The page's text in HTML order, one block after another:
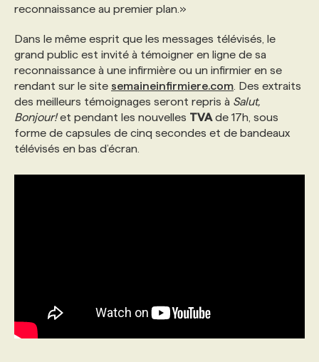
reconnaissance au premier plan.»
Dans le même esprit que les messages télévisés, le
grand public est invité à témoigner en ligne de sa
reconnaissance à une infirmière ou un infirmier en se
rendant sur le site semaineinfirmiere.com . Des extraits
des meilleurs témoignages seront repris à Salut,
Bonjour!et pendant les nouvelles TVA de 17h, sous
forme de capsules de cinq secondes et de bandeaux
télévisés en bas d’écran.